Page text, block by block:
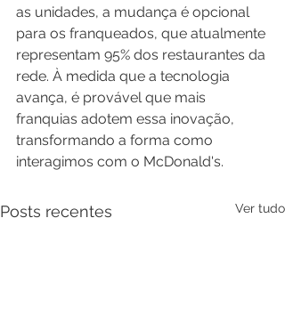
as unidades, a mudança é opcional
para os franqueados, que atualmente
representam 95% dos restaurantes da
rede. À medida que a tecnologia
avança, é provável que mais
franquias adotem essa inovação,
transformando a forma como
interagimos com o McDonald's.
Posts recentes Ver tudo